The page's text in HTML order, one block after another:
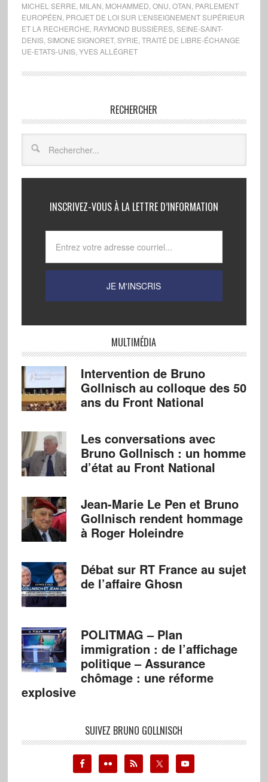
MICHEL SERRE MILAN MOHAMMED ONU OTAN PARLEMENT
EUROPÉEN PROJET DE LOI SUR L’ENSEIGNEMENT SUPÉRIEUR
ET LA RECHERCHE RAYMOND BUSSIÈRES, SEINE-SAINT-
DENIS, SIMONE SIGNORET, SYRIE TRAITÉ DE LIBRE-ÉCHANGE
UE-ETATS-UNIS, YVES ALLÉGRET
RECHERCHER
INSCRIVEZ-VOUS À LA LETTRE D’INFORMATION
MULTIMÉDIA
Intervention de Bruno
Gollnisch au colloque des 50
ans du Front National
Les conversations avec
Bruno Gollnisch : un homme
d’état au Front National
Jean-Marie Le Pen et Bruno
Gollnisch rendent hommage
à Roger Holeindre
Débat sur RT France au sujet
de l’affaire Ghosn
POLITMAG – Plan
immigration : de l’affichage
politique – Assurance
chômage : une réforme
explosive
SUIVEZ BRUNO GOLLNISCH